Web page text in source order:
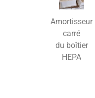
Amortisseur
carré
du boîtier
HEPA